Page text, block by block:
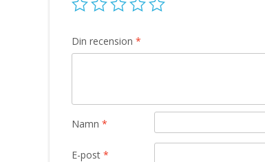
Din recension *
Namn *
E-post *